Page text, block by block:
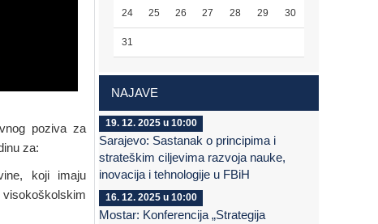
poziva za
za:
koji imaju
24 25 26 27 28 29 30
31
NAJAVE
19. 12. 2025 u 10:00
Sarajevo: Sastanak o principima i
strateškim ciljevima razvoja nauke,
inovacija i tehnologije u FBiH
16. 12. 2025 u 10:00
Mostar: Konferencija „Strategija